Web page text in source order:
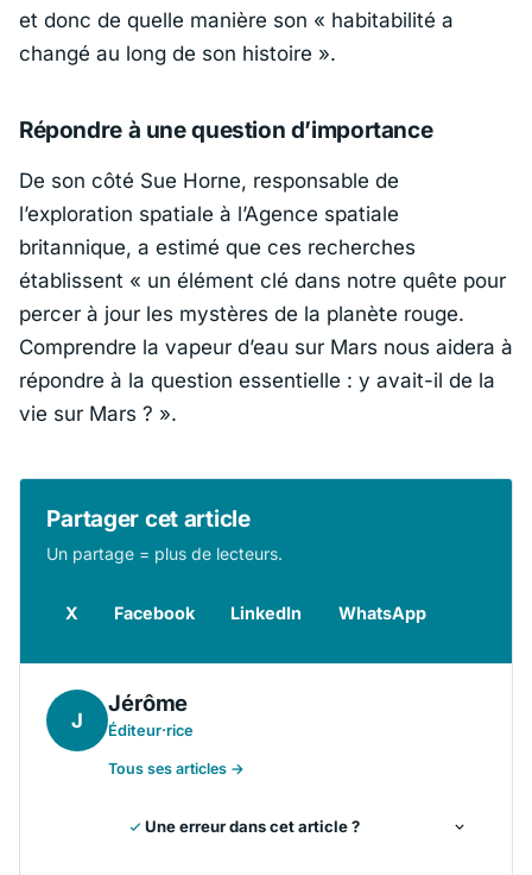
et donc de quelle manière son « habitabilité a
changé au long de son histoire ».
Répondre à une question d’importance
De son côté Sue Horne, responsable de
l’exploration spatiale à l’Agence spatiale
britannique, a estimé que ces recherches
établissent « un élément clé dans notre quête pour
percer à jour les mystères de la planète rouge.
Comprendre la vapeur d’eau sur Mars nous aidera à
répondre à la question essentielle : y avait-il de la
vie sur Mars ? ».
Partager cet article
Un partage = plus de lecteurs.
X Facebook LinkedIn WhatsApp
J
Jérôme
Éditeur·rice
Tous ses articles →
Une erreur dans cet article ?